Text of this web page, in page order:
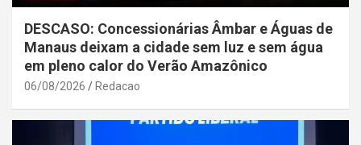
DESCASO: Concessionárias Âmbar e Águas de
Manaus deixam a cidade sem luz e sem água
em pleno calor do Verão Amazônico
06/08/2026 Redacao